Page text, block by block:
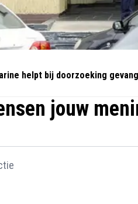
helpt bij doorzoeking
jouw